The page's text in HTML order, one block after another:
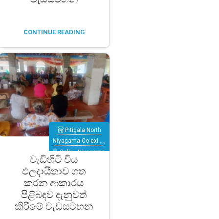
CONTINUE READING
වැඩිහිටි විය
ඵලදායීතාව ගත
කරන ආකාරය
පිළිබඳව දැනුවත්
කිරීමේ වැඩසටහන
Pitigala North
Niyagama Co-exi… ,
Galle ,Niyagama